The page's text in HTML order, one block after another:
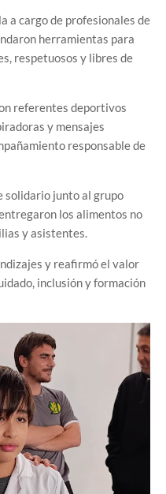
a cargo de profesionales de
herramientas para
respetuosos y libres de
referentes deportivos
y mensajes
responsable de
solidario junto al grupo
los alimentos no
y asistentes.
y reafirmó el valor
inclusión y formación